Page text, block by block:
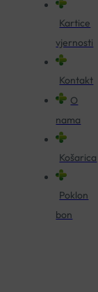
Kartice
vjernosti
Kontakt
O
nama
Košarica
Poklon
bon